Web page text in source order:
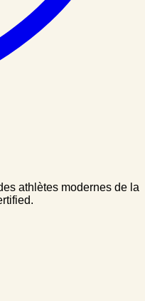
athlètes modernes de la